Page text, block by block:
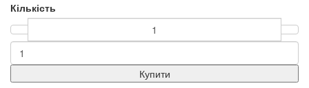
Кількість
Купити